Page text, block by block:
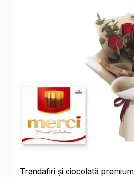
Trandafiri și ciocolată premium